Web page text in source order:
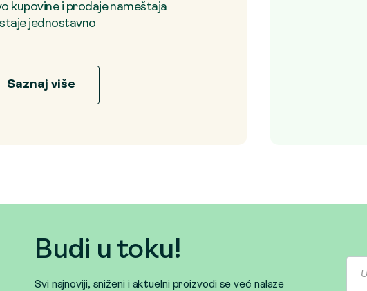
kupovine i prodaje nameštaja
jednostavno
Saznaj više
Budi u toku!
Svi najnoviji, sniženi i aktuelni proizvodi se već nalaze